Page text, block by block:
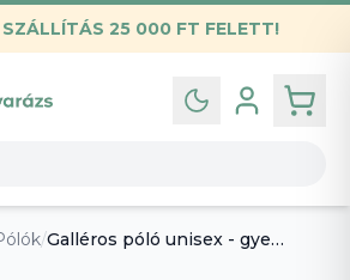
SZÁLLÍTÁS 25 000 FT FELETT!
feltételek
/ Galléros póló unisex - gyerek